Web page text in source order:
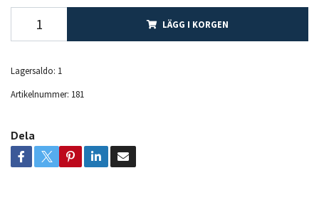
LÄGG I KORGEN
Lagersaldo: 1
Artikelnummer: 181
Dela